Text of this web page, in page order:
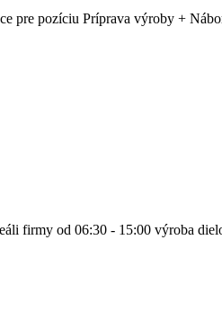
pre pozíciu Príprava výroby +
firmy od 06:30 - 15:00 výroba